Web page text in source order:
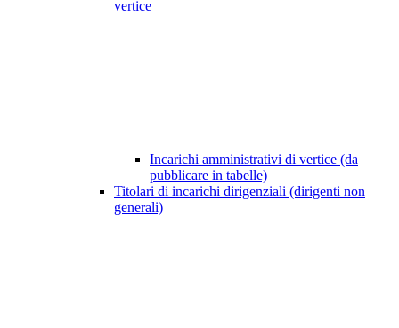
vertice
Incarichi amministrativi di vertice (da
pubblicare in tabelle)
Titolari di incarichi dirigenziali (dirigenti non
generali)